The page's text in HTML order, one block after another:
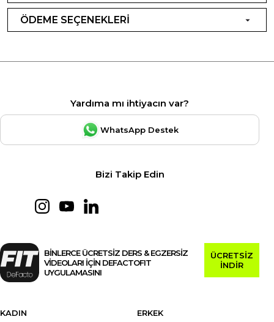
ÖDEME SEÇENEKLERİ
Yardıma mı ihtiyacın var?
WhatsApp Destek
Bizi Takip Edin
BİNLERCE ÜCRETSİZ DERS & EGZERSİZ
VİDEOLARI İÇİN DEFACTOFIT
UYGULAMASINI
ÜCRETSİZ
İNDİR
KADIN
ERKEK